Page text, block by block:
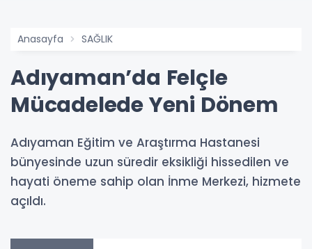
Anasayfa SAĞLIK
Adıyaman’da Felçle
Mücadelede Yeni Dönem
Adıyaman Eğitim ve Araştırma Hastanesi
bünyesinde uzun süredir eksikliği hissedilen ve
hayati öneme sahip olan İnme Merkezi, hizmete
açıldı.